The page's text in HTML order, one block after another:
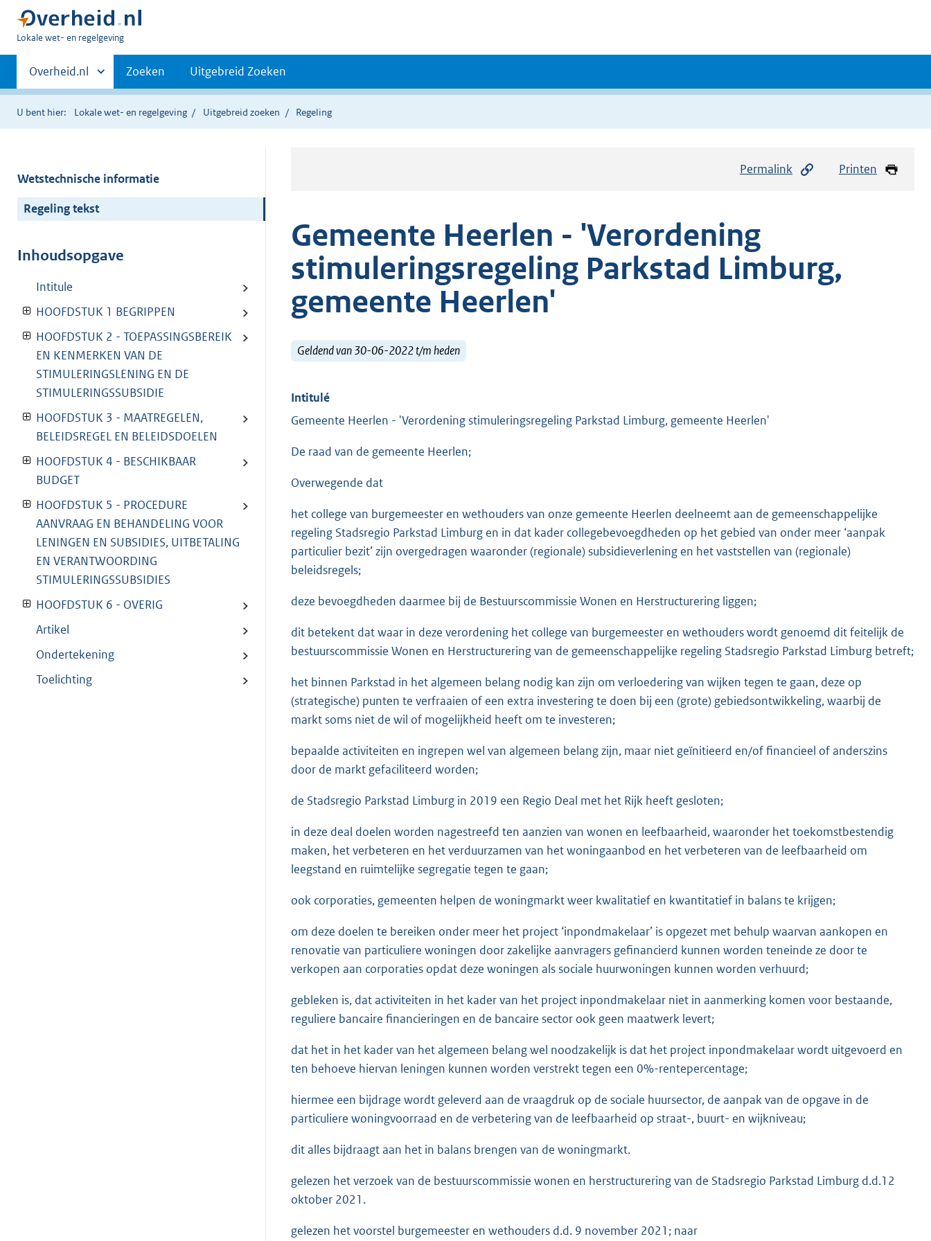
U
hier:
Lokale wet- en regelgeving
Primaire
navigatie
Andere
sites
binnen
Overheid.nl Zoeken Uitgebreid Zoeken
U bent hier: Lokale wet- en regelgeving Uitgebreid zoeken Regeling
Wetstechnische informatie
Regeling tekst
Inhoudsopgave
Intitule
HOOFDSTUK 1 BEGRIPPEN
HOOFDSTUK 2 - TOEPASSINGSBEREIK
EN KENMERKEN VAN DE
STIMULERINGSLENING EN DE
STIMULERINGSSUBSIDIE
HOOFDSTUK 3 - MAATREGELEN,
BELEIDSREGEL EN BELEIDSDOELEN
HOOFDSTUK 4 - BESCHIKBAAR
BUDGET
HOOFDSTUK 5 - PROCEDURE
AANVRAAG EN BEHANDELING VOOR
LENINGEN EN SUBSIDIES, UITBETALING
EN VERANTWOORDING
STIMULERINGSSUBSIDIES
HOOFDSTUK 6 - OVERIG
Artikel
Ondertekening
Toelichting
Permalink Printen
Gemeente Heerlen - 'Verordening
stimuleringsregeling Parkstad Limburg,
gemeente Heerlen'
Geldend van 30-06-2022 t/m heden
Intitulé
Gemeente Heerlen - 'Verordening stimuleringsregeling Parkstad Limburg, gemeente Heerlen'
De raad van de gemeente Heerlen;
Overwegende dat
het college van burgemeester en wethouders van onze gemeente Heerlen deelneemt aan de gemeenschappelijke
regeling Stadsregio Parkstad Limburg en in dat kader collegebevoegdheden op het gebied van onder meer ‘aanpak
particulier bezit’ zijn overgedragen waaronder (regionale) subsidieverlening en het vaststellen van (regionale)
beleidsregels;
deze bevoegdheden daarmee bij de Bestuurscommissie Wonen en Herstructurering liggen;
dit betekent dat waar in deze verordening het college van burgemeester en wethouders wordt genoemd dit feitelijk de
bestuurscommissie Wonen en Herstructurering van de gemeenschappelijke regeling Stadsregio Parkstad Limburg betreft;
het binnen Parkstad in het algemeen belang nodig kan zijn om verloedering van wijken tegen te gaan, deze op
(strategische) punten te verfraaien of een extra investering te doen bij een (grote) gebiedsontwikkeling, waarbij de
markt soms niet de wil of mogelijkheid heeft om te investeren;
bepaalde activiteiten en ingrepen wel van algemeen belang zijn, maar niet geïnitieerd en/of financieel of anderszins
door de markt gefaciliteerd worden;
de Stadsregio Parkstad Limburg in 2019 een Regio Deal met het Rijk heeft gesloten;
in deze deal doelen worden nagestreefd ten aanzien van wonen en leefbaarheid, waaronder het toekomstbestendig
maken, het verbeteren en het verduurzamen van het woningaanbod en het verbeteren van de leefbaarheid om
leegstand en ruimtelijke segregatie tegen te gaan;
ook corporaties, gemeenten helpen de woningmarkt weer kwalitatief en kwantitatief in balans te krijgen;
om deze doelen te bereiken onder meer het project ‘inpondmakelaar’ is opgezet met behulp waarvan aankopen en
renovatie van particuliere woningen door zakelijke aanvragers gefinancierd kunnen worden teneinde ze door te
verkopen aan corporaties opdat deze woningen als sociale huurwoningen kunnen worden verhuurd;
gebleken is, dat activiteiten in het kader van het project inpondmakelaar niet in aanmerking komen voor bestaande,
reguliere bancaire financieringen en de bancaire sector ook geen maatwerk levert;
dat het in het kader van het algemeen belang wel noodzakelijk is dat het project inpondmakelaar wordt uitgevoerd en
ten behoeve hiervan leningen kunnen worden verstrekt tegen een 0%-rentepercentage;
hiermee een bijdrage wordt geleverd aan de vraagdruk op de sociale huursector, de aanpak van de opgave in de
particuliere woningvoorraad en de verbetering van de leefbaarheid op straat-, buurt- en wijkniveau;
dit alles bijdraagt aan het in balans brengen van de woningmarkt.
gelezen het verzoek van de bestuurscommissie wonen en herstructurering van de Stadsregio Parkstad Limburg d.d.12
oktober 2021.
gelezen het voorstel burgemeester en wethouders d.d. 9 november 2021; naar